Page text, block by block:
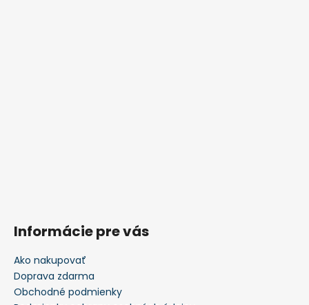
Informácie pre vás
Ako nakupovať
Doprava zdarma
Obchodné podmienky